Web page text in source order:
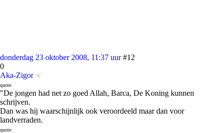
donderdag 23 oktober 2008, 11:37 uur #12
0
Aka-Zigor
quote:
"De jongen had net zo goed Allah, Barca, De Koning kunnen
schrijven.
Dan was hij waarschijnlijk ook veroordeeld maar dan voor
landverraden.
quote: